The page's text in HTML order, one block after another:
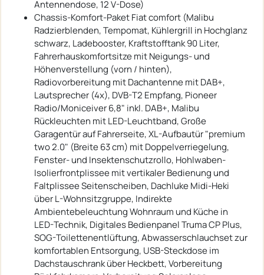
Antennendose, 12 V-Dose)
Chassis-Komfort-Paket Fiat comfort (Malibu
Radzierblenden, Tempomat, Kühlergrill in Hochglanz
schwarz, Ladebooster, Kraftstofftank 90 Liter,
Fahrerhauskomfortsitze mit Neigungs- und
Höhenverstellung (vorn / hinten),
Radiovorbereitung mit Dachantenne mit DAB+,
Lautsprecher (4x), DVB-T2 Empfang, Pioneer
Radio/Moniceiver 6,8" inkl. DAB+, Malibu
Rückleuchten mit LED-Leuchtband, Große
Garagentür auf Fahrerseite, XL-Aufbautür "premium
two 2.0" (Breite 63 cm) mit Doppelverriegelung,
Fenster- und Insektenschutzrollo, Hohlwaben-
Isolierfrontplissee mit vertikaler Bedienung und
Faltplissee Seitenscheiben, Dachluke Midi-Heki
über L-Wohnsitzgruppe, Indirekte
Ambientebeleuchtung Wohnraum und Küche in
LED-Technik, Digitales Bedienpanel Truma CP Plus,
SOG-Toilettenentlüftung, Abwasserschlauchset zur
komfortablen Entsorgung, USB-Steckdose im
Dachstauschrank über Heckbett, Vorbereitung